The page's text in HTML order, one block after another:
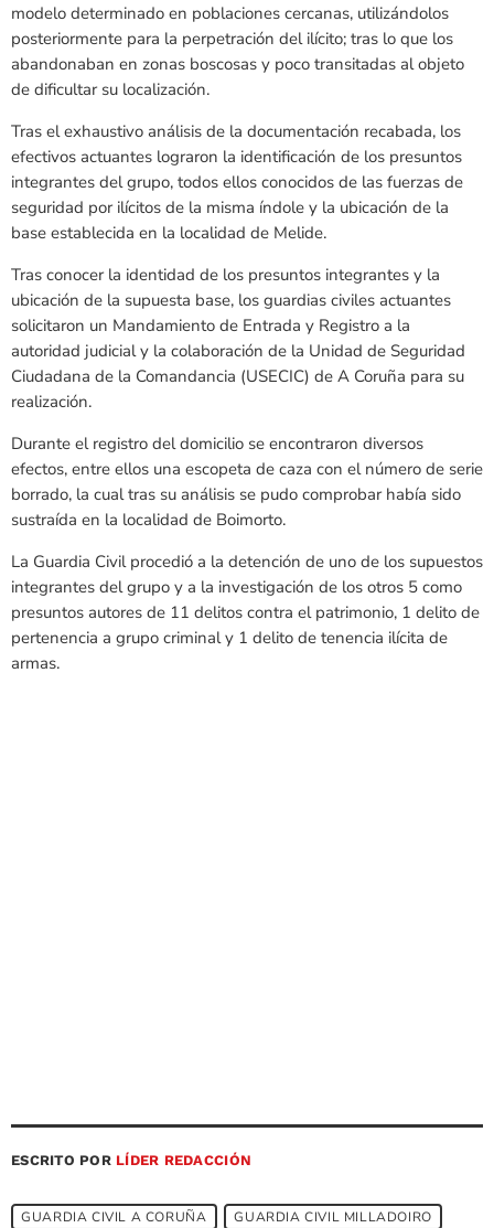
modelo determinado en poblaciones cercanas, utilizándolos
posteriormente para la perpetración del ilícito; tras lo que los
abandonaban en zonas boscosas y poco transitadas al objeto
de dificultar su localización.
Tras el exhaustivo análisis de la documentación recabada, los
efectivos actuantes lograron la identificación de los presuntos
integrantes del grupo, todos ellos conocidos de las fuerzas de
seguridad por ilícitos de la misma índole y la ubicación de la
base establecida en la localidad de Melide.
Tras conocer la identidad de los presuntos integrantes y la
ubicación de la supuesta base, los guardias civiles actuantes
solicitaron un Mandamiento de Entrada y Registro a la
autoridad judicial y la colaboración de la Unidad de Seguridad
Ciudadana de la Comandancia (USECIC) de A Coruña para su
realización.
Durante el registro del domicilio se encontraron diversos
efectos, entre ellos una escopeta de caza con el número de serie
borrado, la cual tras su análisis se pudo comprobar había sido
sustraída en la localidad de Boimorto.
La Guardia Civil procedió a la detención de uno de los supuestos
integrantes del grupo y a la investigación de los otros 5 como
presuntos autores de 11 delitos contra el patrimonio, 1 delito de
pertenencia a grupo criminal y 1 delito de tenencia ilícita de
armas.
ESCRITO POR LÍDER REDACCIÓN
GUARDIA CIVIL A CORUÑA
GUARDIA CIVIL MILLADOIRO